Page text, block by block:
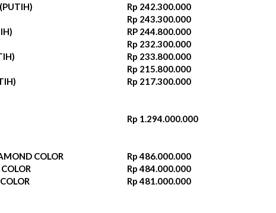
Rp 242.300.000‬
Rp 243.300.000
RP 244.800.000‬
Rp 232.300.000‬
Rp 233.800.000
Rp 215.800.000
Rp 217.300.000
Rp 1.294.000.000
COLOR
Rp 486.000.000
Rp 484.000.000
Rp 481.000.000